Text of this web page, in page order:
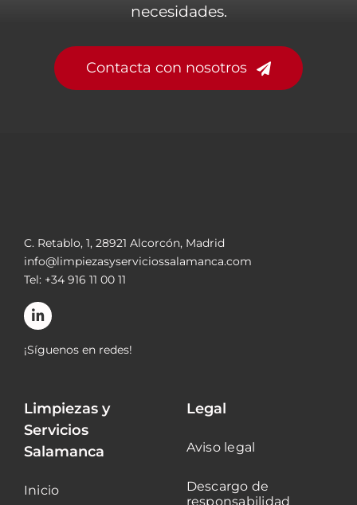
necesidades.
Contacta con nosotros
C. Retablo, 1, 28921 Alcorcón, Madrid
info@limpiezasyserviciossalamanca.com
Tel: +34 916 11 00 11
¡Síguenos en redes!
Limpiezas y
Servicios
Salamanca
Inicio
Legal
Aviso legal
Descargo de
responsabilidad